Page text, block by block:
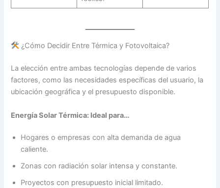
¿Cómo Decidir Entre Térmica y Fotovoltaica?
La elección entre ambas tecnologías depende de varios
factores, como las necesidades específicas del usuario, la
ubicación geográfica y el presupuesto disponible.
Energía Solar Térmica: Ideal para…
Hogares o empresas con alta demanda de agua
caliente.
Zonas con radiación solar intensa y constante.
Proyectos con presupuesto inicial limitado.